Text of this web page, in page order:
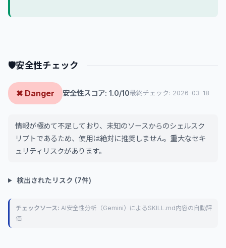
🛡安全性チェック
✖ Danger 安全性スコア: 1.0/10最終チェック: 2026-03-18
情報が極めて不足しており、未知のソースからのシェルスク
リプトであるため、使用は絶対に推奨しません。重大なセキ
ュリティリスクがあります。
検出されたリスク (7件)
チェックソース: AI安全性分析（Gemini）によるSKILL.md内容の自動評
価